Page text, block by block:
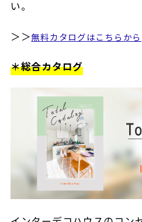
い。
＞＞無料カタログはこちらから
＊総合カタログ